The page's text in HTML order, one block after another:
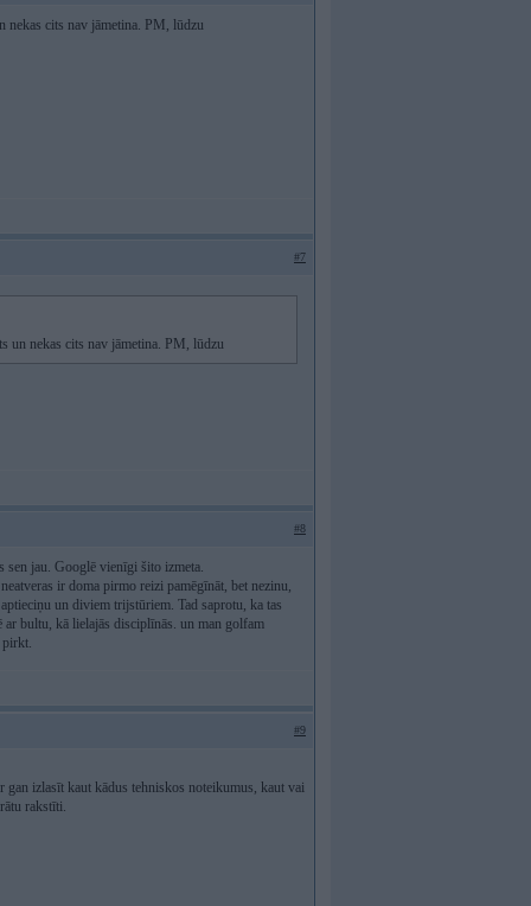
nekas cits nav jāmetina. PM, lūdzu
#7
un nekas cits nav jāmetina. PM, lūdzu
#8
sen jau. Googlē vienīgi šito izmeta.
ir doma pirmo reizi pamēgīnāt, bet nezinu,
un diviem trijstūriem. Tad saprotu, ka tas
ar bultu, kā lielajās disciplīnās. un man golfam
pirkt.
#9
gan izlasīt kaut kādus tehniskos noteikumus, kaut vai
rakstīti.